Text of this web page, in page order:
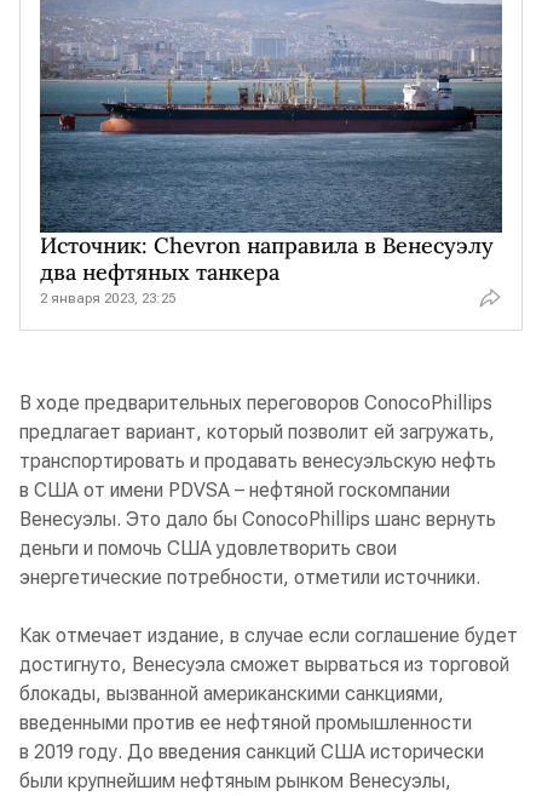
Источник: Chevron направила в Венесуэлу
два нефтяных танкера
2 января 2023, 23:25
В ходе предварительных переговоров ConocoPhillips
предлагает вариант, который позволит ей загружать,
транспортировать и продавать венесуэльскую нефть
в США от имени PDVSA – нефтяной госкомпании
Венесуэлы. Это дало бы ConocoPhillips шанс вернуть
деньги и помочь США удовлетворить свои
энергетические потребности, отметили источники.
Как отмечает издание, в случае если соглашение будет
достигнуто, Венесуэла сможет вырваться из торговой
блокады, вызванной американскими санкциями,
введенными против ее нефтяной промышленности
в 2019 году. До введения санкций США исторически
были крупнейшим нефтяным рынком Венесуэлы,